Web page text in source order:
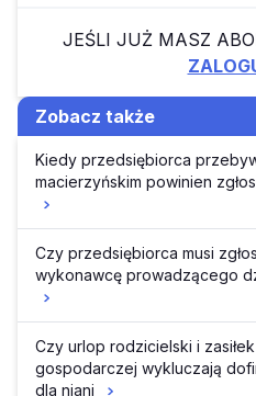
JEŚLI JUŻ MASZ
Zobacz także
Kiedy przedsiębiorca
macierzyńskim powinien
Czy przedsiębiorca musi
wykonawcę prowadzącego
Czy urlop rodzicielski i
gospodarczej wykluczają
dla niani